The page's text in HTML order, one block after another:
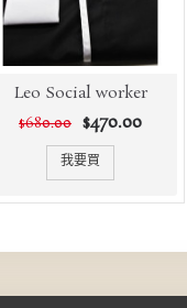
Leo Social worker
$680.00 $470.00
我要買